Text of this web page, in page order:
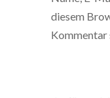
diesem
Kommentar